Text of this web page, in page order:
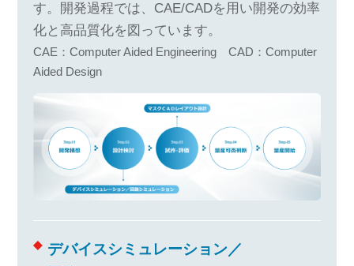
す。開発過程では、CAE/CADを用い開発の効率
化と高品質化を図っています。
CAE：Computer Aided Engineering CAD：Computer
Aided Design
デバイスシミュレーション／